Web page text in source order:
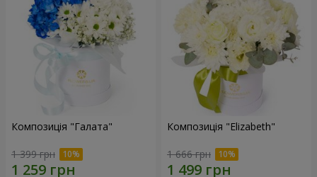
Композиція "Галата"
1 399 грн
Композиція "Elizabeth"
1 666 грн